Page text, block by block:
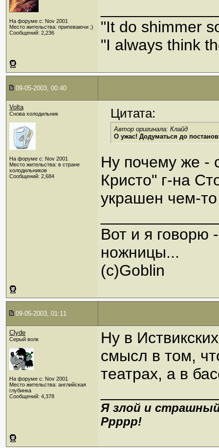
На форуме с: Nov 2001
Место жительства: припеваючи ;)
Сообщений: 2,236
"It do shimmer
"I always think
09-05-2003, 00:40
Volta
Снова холодильник
На форуме с: Nov 2001
Место жительства: в стране
холодильников
Сообщений: 2,684
Цитата:
Автор оригинала: Клайд
О ужас! Додуматься до
Ну почему же -
Кристо" г-на
украшен чем-
Вот и я говорю
ножницы...
(с)Goblin
09-05-2003, 01:11
Clyde
Серый волк
На форуме с: Nov 2001
Место жительства: английская
глубинка
Сообщений: 4,378
Ну в
смысл в том,
театрах, а в
Я злой и
Ррррр!